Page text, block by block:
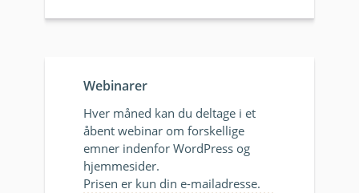
Webinarer
Hver måned kan du deltage i et
åbent webinar om forskellige
emner indenfor WordPress og
hjemmesider.
Prisen er kun din e-mailadresse.